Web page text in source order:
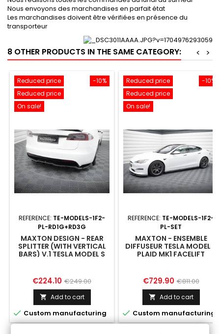
Nous envoyons des marchandises en parfait état
Les marchandises doivent être vérifiées en présence du
transporteur
8 OTHER PRODUCTS IN THE SAME CATEGORY: >
<
-10%
Reduced price
Reduced price
On sale!
REFERENCE: TE-MODELS-1F2-
PL-RD1G+RD3G
MAXTON DESIGN - REAR
SPLITTER (WITH VERTICAL
BARS) V.1 TESLA MODEL S
Price
€224.10 Regular
price
€249.00
 Add to cart
 Custom manufacturing
-10%
Reduced price
Reduced price
On sale!
REFERENCE: TE-MODELS-1F2-
PL-SET
MAXTON - ENSEMBLE
DIFFUSEUR TESLA MODEL S
PLAID MK1 FACELIFT
Price
€729.90 Regular
price
€811.00
 Add to cart
 Custom manufacturing